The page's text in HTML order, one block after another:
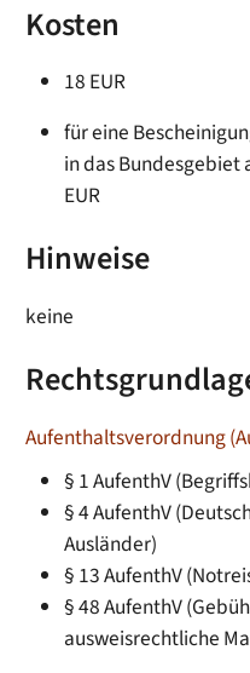
Kosten
18 EUR
für eine
in das Bundesgebiet
EUR
Hinweise
keine
Aufenthaltsverordnung
§ 1 AufenthV
§ 4 AufenthV
Ausländer)
§ 13 AufenthV
§ 48 AufenthV
ausweisrechtliche